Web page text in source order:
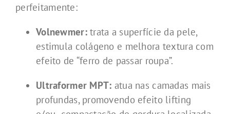
perfeitamente:
Volnewmer:trata a superfície da pele,
estimula colágeno e melhora textura com
efeito de “ferro de passar roupa”.
Ultraformer MPT: atua nas camadas mais
profundas, promovendo efeito lifting